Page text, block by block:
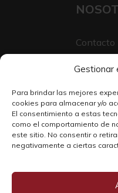
Gestionar
Para brindar las mejores
cookies para almacenar y/o
El consentimiento a estas
como el comportamiento de
este sitio. No consentir o
negativamente a ciertas
Contacto